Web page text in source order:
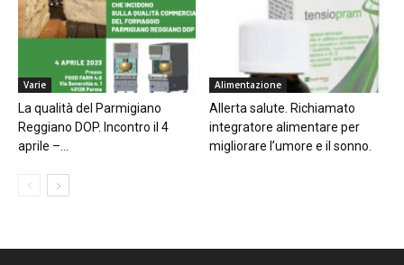
Varie
La qualità del Parmigiano
Reggiano DOP. Incontro il 4
aprile –...
Alimentazione
Allerta salute. Richiamato
integratore alimentare per
migliorare l’umore e il sonno.